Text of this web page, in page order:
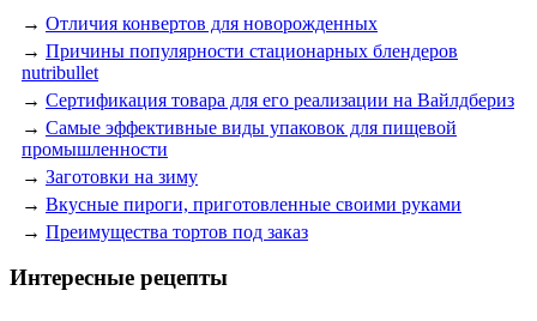
→ Отличия конвертов для новорожденных
→ Причины популярности стационарных блендеров
nutribullet
→ Сертификация товара для его реализации на Вайлдбериз
→ Самые эффективные виды упаковок для пищевой
промышленности
→ Заготовки на зиму
→ Вкусные пироги, приготовленные своими руками
→ Преимущества тортов под заказ
Интересные рецепты